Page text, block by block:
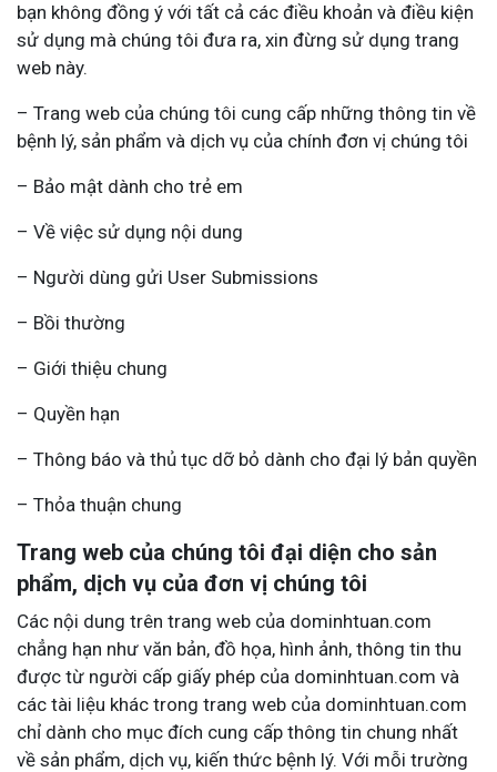
bạn không đồng ý với tất cả các điều khoản và điều kiện
sử dụng mà chúng tôi đưa ra, xin đừng sử dụng trang
web này.
– Trang web của chúng tôi cung cấp những thông tin về
bệnh lý, sản phẩm và dịch vụ của chính đơn vị chúng tôi
– Bảo mật dành cho trẻ em
– Về việc sử dụng nội dung
– Người dùng gửi User Submissions
– Bồi thường
– Giới thiệu chung
– Quyền hạn
– Thông báo và thủ tục dỡ bỏ dành cho đại lý bản quyền
– Thỏa thuận chung
Trang web của chúng tôi đại diện cho sản
phẩm, dịch vụ của đơn vị chúng tôi
Các nội dung trên trang web của dominhtuan.com
chẳng hạn như văn bản, đồ họa, hình ảnh, thông tin thu
được từ người cấp giấy phép của dominhtuan.com và
các tài liệu khác trong trang web của dominhtuan.com
chỉ dành cho mục đích cung cấp thông tin chung nhất
về sản phẩm, dịch vụ, kiến thức bệnh lý. Với mỗi trường